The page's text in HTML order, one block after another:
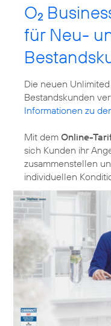
O2
für Neu-
Die neuen
Bestandskunden
Informationen zu
Mit dem Online-
sich Kunden ihr
zusammenstellen
individuellen